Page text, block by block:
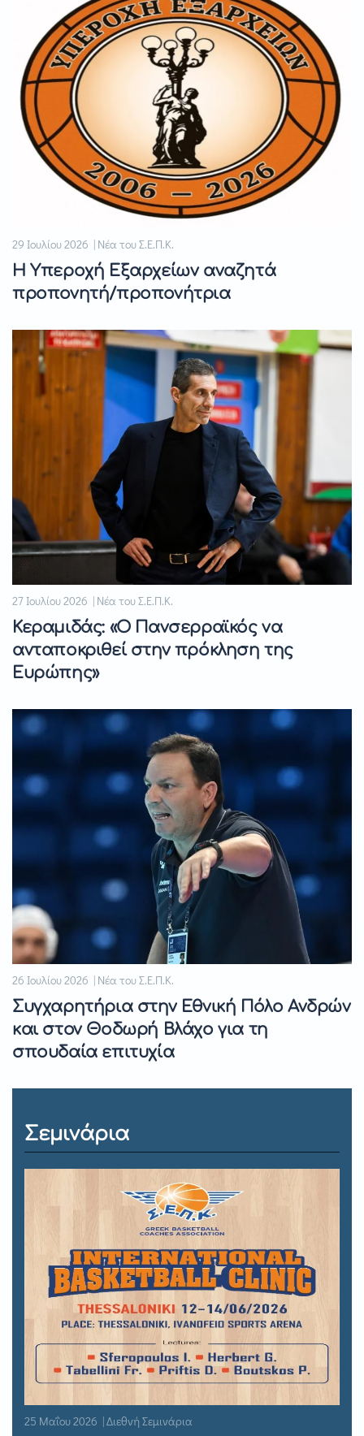
29 Ιουλίου 2026 | Νέα του Σ.Ε.Π.Κ.
Η Υπεροχή Εξαρχείων αναζητά
προπονητή/προπονήτρια
27 Ιουλίου 2026 | Νέα του Σ.Ε.Π.Κ.
Κεραμιδάς: «Ο Πανσερραϊκός να
ανταποκριθεί στην πρόκληση της
Ευρώπης»
26 Ιουλίου 2026 | Νέα του Σ.Ε.Π.Κ.
Συγχαρητήρια στην Εθνική Πόλο Ανδρών
και στον Θοδωρή Βλάχο για τη
σπουδαία επιτυχία
Σεμινάρια
25 Μαΐου 2026 | Διεθνή Σεμινάρια